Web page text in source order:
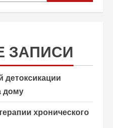
ЗАПИСИ
детоксикации
дому
хронического